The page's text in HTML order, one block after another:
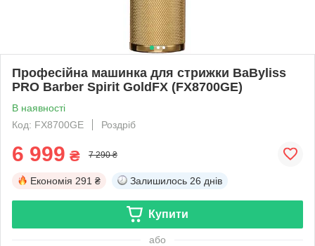
Професійна машинка для стрижки BaByliss
PRO Barber Spirit GoldFX (FX8700GE)
В наявності
Код: FX8700GE
Роздріб
6 999 ₴ 7 290 ₴
Економія 291 ₴ Залишилось 26 днів
Купити
або